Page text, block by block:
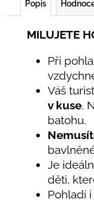
Popis
MILUJETE
Při
Váš
v kuse.
batohu.
Je
děti,
Pohladí